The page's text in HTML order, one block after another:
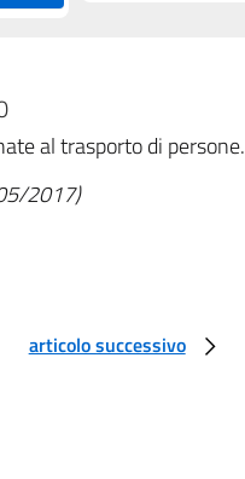
al trasporto di persone.
2017)
articolo successivo